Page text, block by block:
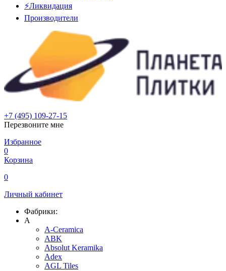
⚡Ликвидация
Производители
+7 (495) 109-27-15
Перезвоните мне
Избранное
0
Корзина
0
Личный кабинет
Фабрики:
A
A-Ceramica
ABK
Absolut Keramika
Adex
AGL Tiles